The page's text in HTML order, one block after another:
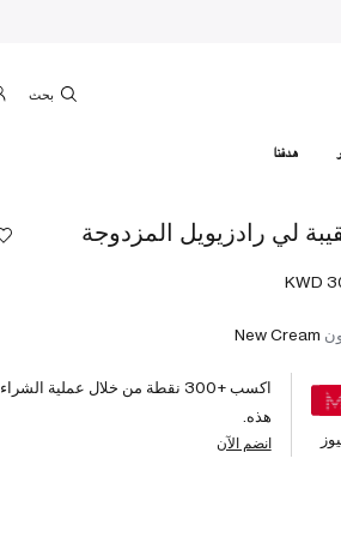
هدفنا
لي رادزيويل المزدوجة
New Cream
اكسب +300 نقطة من خلال عملية الشراء
هذه.
انضم الآن